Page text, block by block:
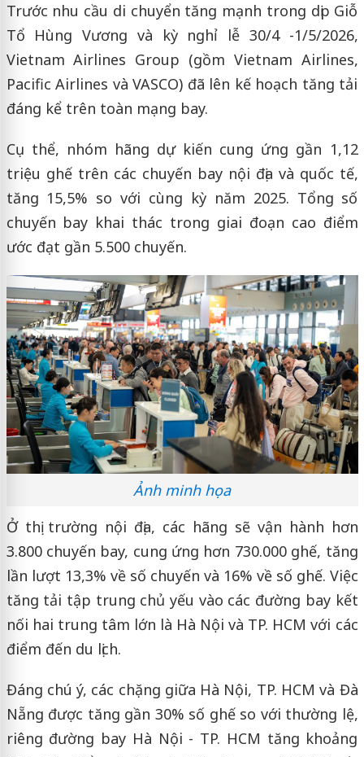
Trước nhu cầu di chuyển tăng mạnh trong dịp Giỗ
Tổ Hùng Vương và kỳ nghỉ lễ 30/4 -1/5/2026,
Vietnam Airlines Group (gồm Vietnam Airlines,
Pacific Airlines và VASCO) đã lên kế hoạch tăng tải
đáng kể trên toàn mạng bay.
Cụ thể, nhóm hãng dự kiến cung ứng gần 1,12
triệu ghế trên các chuyến bay nội địa và quốc tế,
tăng 15,5% so với cùng kỳ năm 2025. Tổng số
chuyến bay khai thác trong giai đoạn cao điểm
ước đạt gần 5.500 chuyến.
Ảnh minh họa
Ở thị trường nội địa, các hãng sẽ vận hành hơn
3.800 chuyến bay, cung ứng hơn 730.000 ghế, tăng
lần lượt 13,3% về số chuyến và 16% về số ghế. Việc
tăng tải tập trung chủ yếu vào các đường bay kết
nối hai trung tâm lớn là Hà Nội và TP. HCM với các
điểm đến du lịch.
Đáng chú ý, các chặng giữa Hà Nội, TP. HCM và Đà
Nẵng được tăng gần 30% số ghế so với thường lệ,
riêng đường bay Hà Nội - TP. HCM tăng khoảng